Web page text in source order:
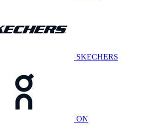
SKECHERS
ON